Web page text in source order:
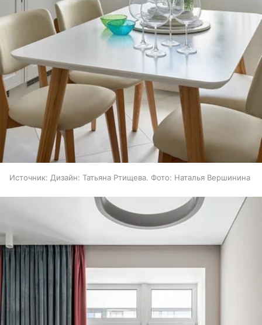
Источник: Дизайн: Татьяна Ртищева. Фото: Наталья Вершинина